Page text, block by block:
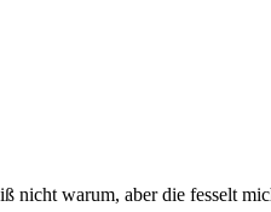
warum, aber die fesselt